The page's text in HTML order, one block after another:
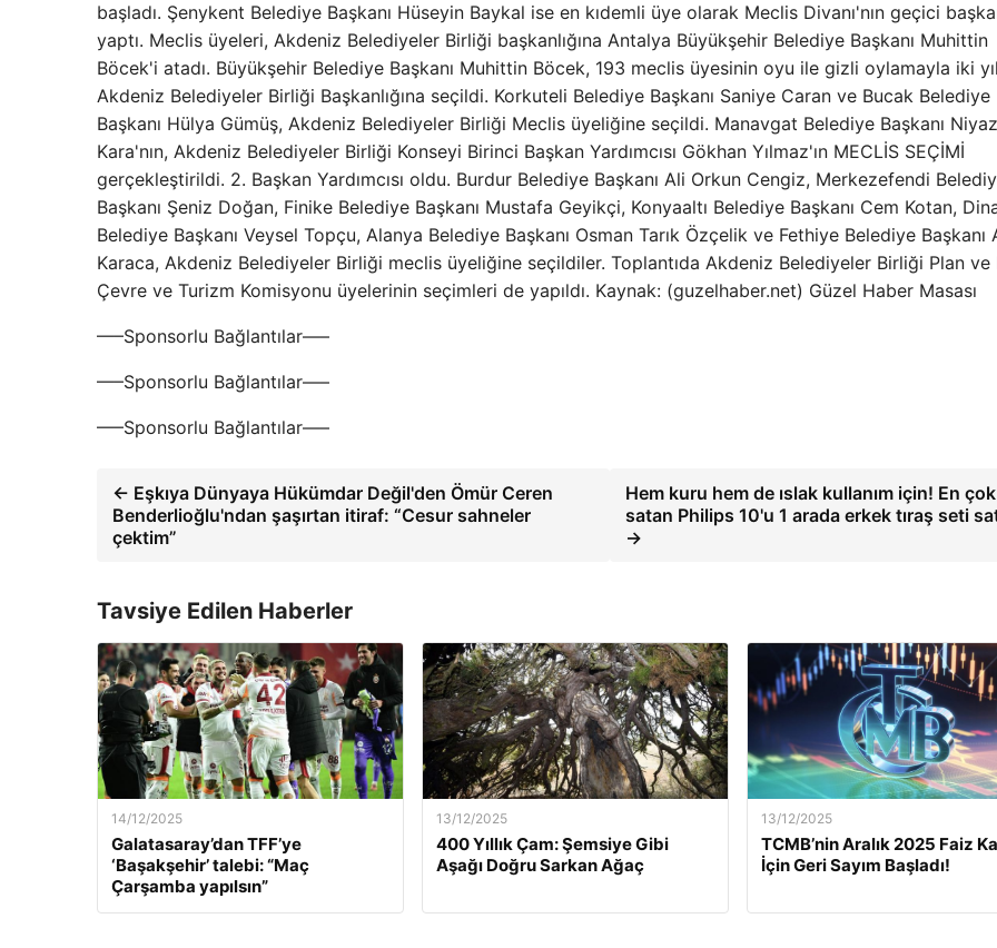
başladı. Şenykent Belediye Başkanı Hüseyin Baykal ise en kıdemli üye olarak Meclis Divanı'nın geçici
yaptı. Meclis üyeleri, Akdeniz Belediyeler Birliği başkanlığına Antalya Büyükşehir Belediye Başkanı Muhittin
Böcek'i atadı. Büyükşehir Belediye Başkanı Muhittin Böcek, 193 meclis üyesinin oyu ile gizli oylamayla iki
Akdeniz Belediyeler Birliği Başkanlığına seçildi. Korkuteli Belediye Başkanı Saniye Caran ve Bucak Belediye
Başkanı Hülya Gümüş, Akdeniz Belediyeler Birliği Meclis üyeliğine seçildi. Manavgat Belediye Başkanı
Kara'nın, Akdeniz Belediyeler Birliği Konseyi Birinci Başkan Yardımcısı Gökhan Yılmaz'ın MECLİS SEÇİMİ
gerçekleştirildi. 2. Başkan Yardımcısı oldu. Burdur Belediye Başkanı Ali Orkun Cengiz, Merkezefendi
Başkanı Şeniz Doğan, Finike Belediye Başkanı Mustafa Geyikçi, Konyaaltı Belediye Başkanı Cem Kotan,
Belediye Başkanı Veysel Topçu, Alanya Belediye Başkanı Osman Tarık Özçelik ve Fethiye Belediye Başkanı
Karaca, Akdeniz Belediyeler Birliği meclis üyeliğine seçildiler. Toplantıda Akdeniz Belediyeler Birliği Plan ve
Çevre ve Turizm Komisyonu üyelerinin seçimleri de yapıldı. Kaynak: (guzelhaber.net) Güzel Haber Masası
—–Sponsorlu Bağlantılar—–
—–Sponsorlu Bağlantılar—–
—–Sponsorlu Bağlantılar—–
← Eşkıya Dünyaya Hükümdar Değil'den Ömür Ceren
Benderlioğlu'ndan şaşırtan itiraf: “Cesur sahneler
çektim”
Hem kuru hem de ıslak kullanım için! En çok
satan Philips 10'u 1 arada erkek tıraş seti
→
Tavsiye Edilen Haberler
14/12/2025
Galatasaray’dan TFF’ye
‘Başakşehir’ talebi: “Maç
Çarşamba yapılsın”
13/12/2025
400 Yıllık Çam: Şemsiye Gibi
Aşağı Doğru Sarkan Ağaç
13/12/2025
TCMB’nin Aralık 2025 Faiz
İçin Geri Sayım Başladı!